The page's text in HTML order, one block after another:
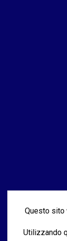
Questo sito
Utilizzando